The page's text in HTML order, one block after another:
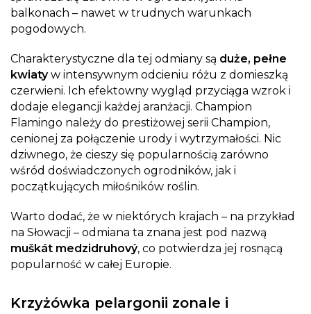
balkonach – nawet w trudnych warunkach
pogodowych.
Charakterystyczne dla tej odmiany są duże, pełne
kwiatyw intensywnym odcieniu różu z domieszką
czerwieni. Ich efektowny wygląd przyciąga wzrok i
dodaje elegancji każdej aranżacji. Champion
Flamingo należy do prestiżowej serii Champion,
cenionej za połączenie urody i wytrzymałości. Nic
dziwnego, że cieszy się popularnością zarówno
wśród doświadczonych ogrodników, jak i
początkujących miłośników roślin.
Warto dodać, że w niektórych krajach – na przykład
na Słowacji – odmiana ta znana jest pod nazwą
muškát medzidruhový, co potwierdza jej rosnącą
popularność w całej Europie.
Krzyżówka pelargonii zonale i